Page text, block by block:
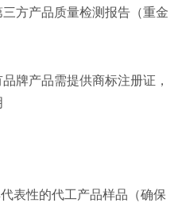
方产品质量检测报告（重金
牌产品需提供商标注册证，
表性的代工产品样品（确保